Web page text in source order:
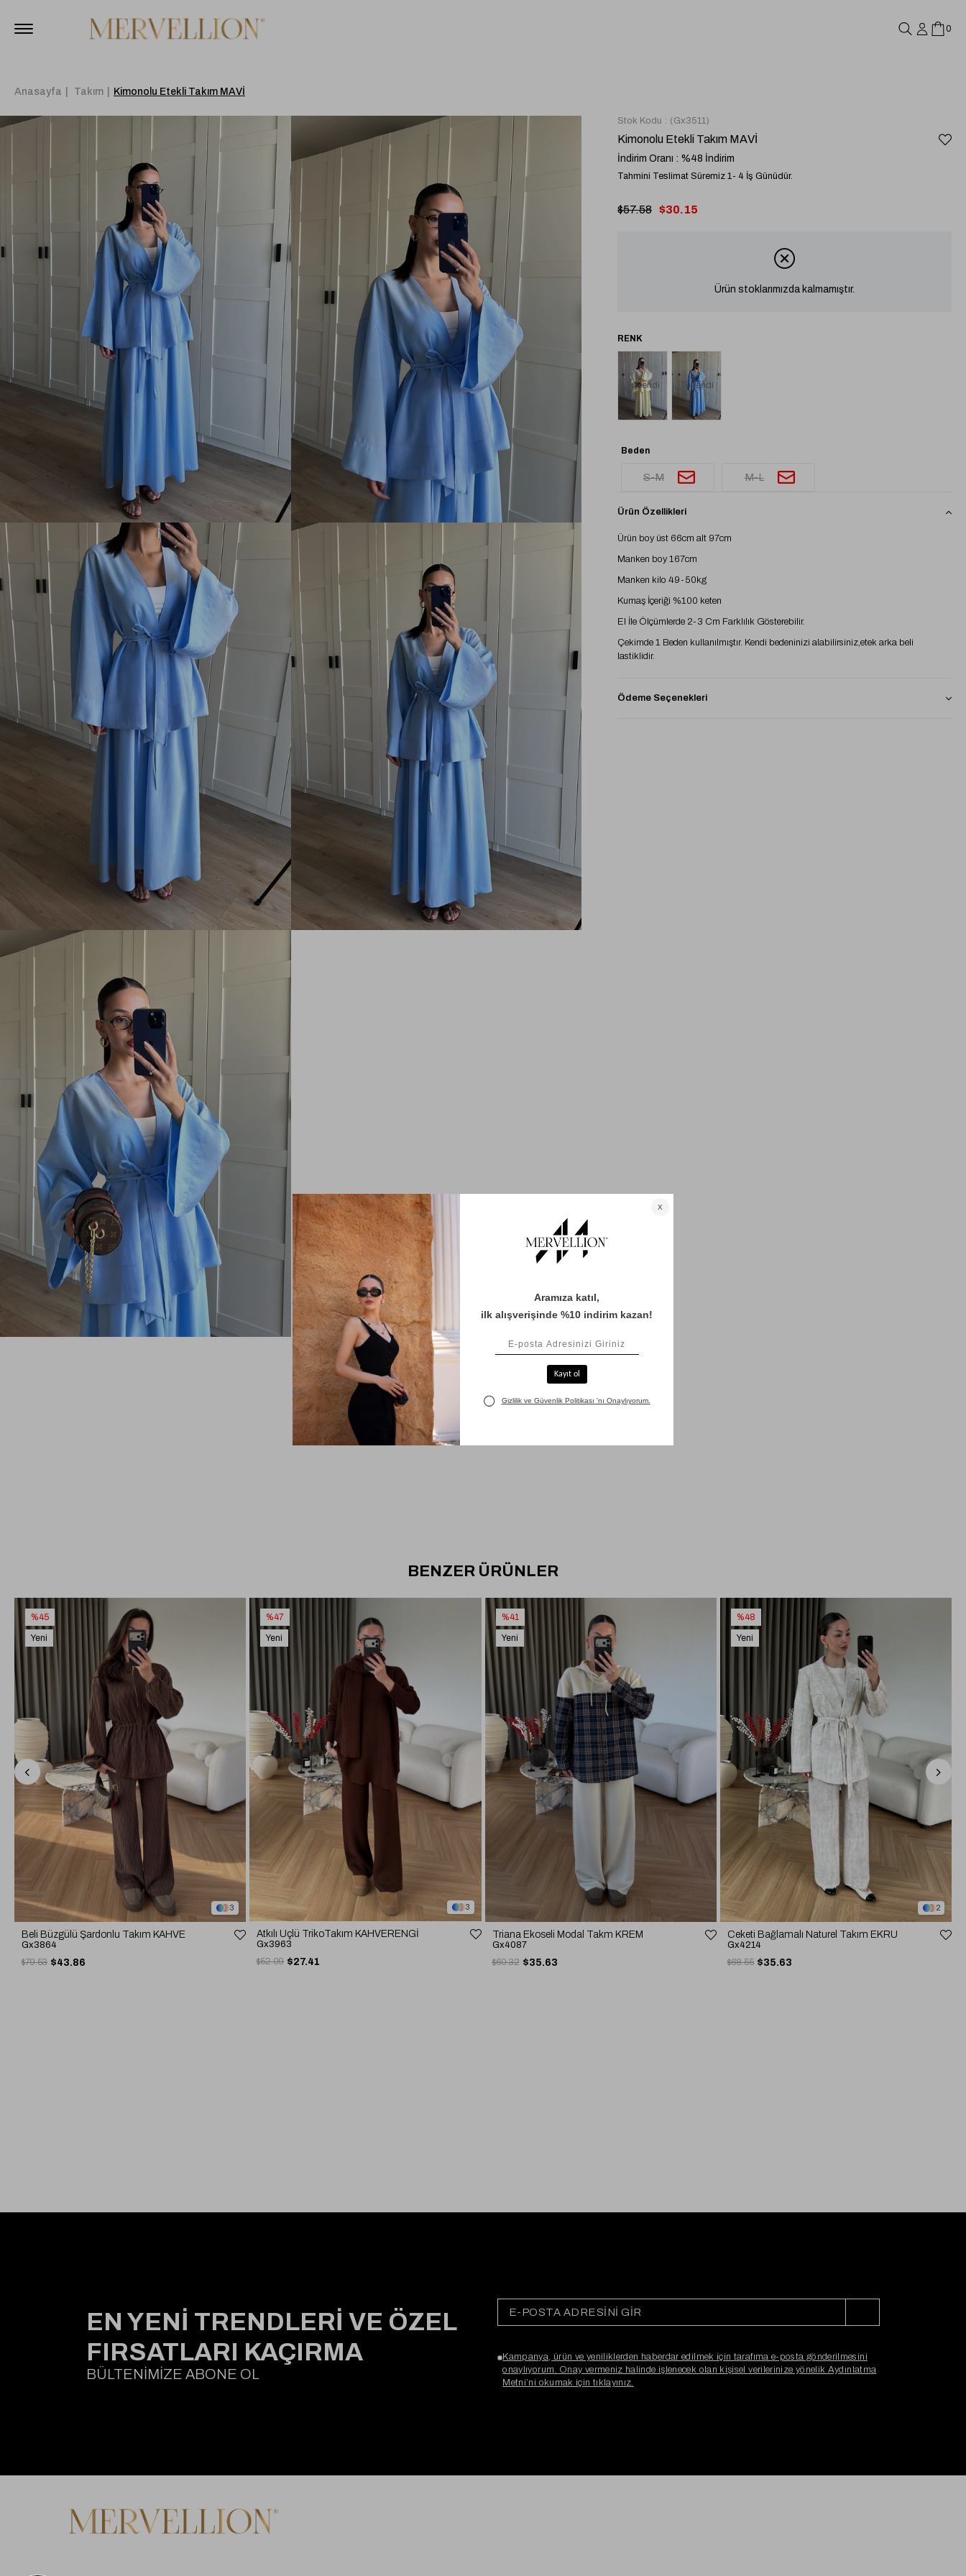
0
Anasayfa Takım Kimonolu Etekli Takım MAVİ
Stok Kodu (Gx3511)
Kimonolu Etekli Takım MAVİ
İndirim Oranı : %48 İndirim
Tahmini Teslimat Süremiz 1- 4 İş Günüdür.
$57.58 $30.15
Ürün stoklarımızda kalmamıştır.
Tükendi Tükendi
Beden
S-M M-L
Ürün Özellikleri
Ürün boy üst 66cm alt 97cm
Manken boy 167cm
Manken kilo 49-50kg
Kumaş İçeriği %100 keten
El İle Ölçümlerde 2-3 Cm Farklılık Gösterebilir.
Çekimde 1 Beden kullanılmıştır. Kendi bedeninizi alabilirsiniz,etek arka beli
lastiklidir.
Ödeme Seçenekleri
BENZER ÜRÜNLER
3
Beli Büzgülü Şardonlu Takım KAHVE
Gx3864
$43.86
$79.53
%45
Yeni
3
Atkılı Üçlü TrikoTakım KAHVERENGİ
Gx3963
$27.41
$52.09
%47
Yeni
Triana Ekoseli Modal Takm KREM
Gx4087
$35.63
$60.32
%41
Yeni
2
Ceketi Bağlamalı Naturel Takım EKRU
Gx4214
$35.63
$68.55
%48
Yeni
EN YENİ TRENDLERİ VE ÖZEL
FIRSATLARI KAÇIRMA
BÜLTENİMİZE ABONE OL
Kampanya, ürün ve yeniliklerden haberdar edilmek için tarafıma e-posta gönderilmesini
onaylıyorum. Onay vermeniz halinde işlenecek olan kişisel verilerinize yönelik Aydınlatma
Metni’ni okumak için tıklayınız.